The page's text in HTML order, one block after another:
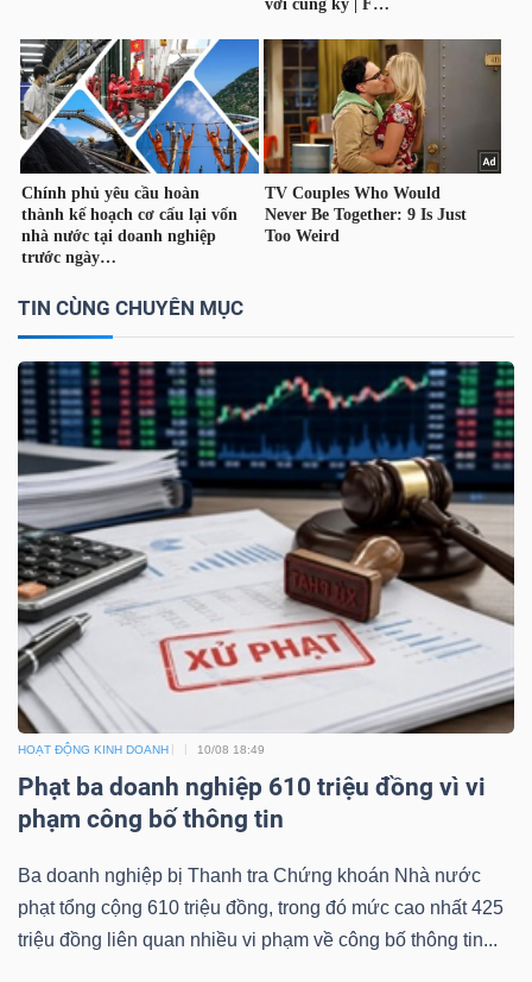
TIN CÙNG CHUYÊN MỤC
HOẠT ĐỘNG KINH DOANH 10/08 18:49
Phạt ba doanh nghiệp 610 triệu đồng vì vi
phạm công bố thông tin
Ba doanh nghiệp bị Thanh tra Chứng khoán Nhà nước
phạt tổng cộng 610 triệu đồng, trong đó mức cao nhất 425
triệu đồng liên quan nhiều vi phạm về công bố thông tin...
TÀI
CHÍNH
CÁ
NHÂN
PHÂN
TÍCH
VIETSTOCKFINANCE
VĨ
MÔ
NGÀNH
DOANH
NGHIỆP
CỔ
PHIẾU